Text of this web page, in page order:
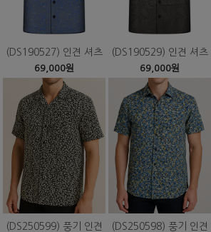
(DS190527) 인견 셔츠
69,000원
(DS190529) 인견 셔츠
69,000원
(DS250599) 풍기 인견
(DS250598) 풍기 인견